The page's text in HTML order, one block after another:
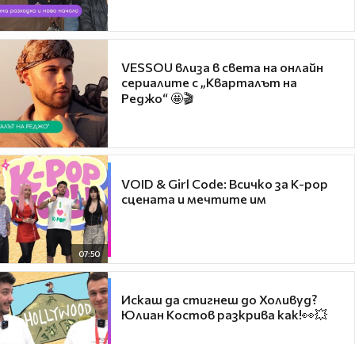
VESSOU влиза в света на онлайн
сериалите с „Кварталът на
Реджо“ 🤩🎬
07:50
VOID & Girl Code: Всичко за K-pop
сцената и мечтите им
Искаш да стигнеш до Холивуд?
Юлиан Костов разкрива как!👀💥